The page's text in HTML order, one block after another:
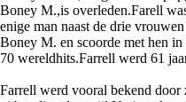
Boney M.,is overleden.Farell
enige man naast de drie
Boney M. en scoorde met hen in
70 wereldhits.Farrell werd 61
Farrell werd vooral bekend door